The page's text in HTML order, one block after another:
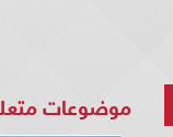
موضوعات